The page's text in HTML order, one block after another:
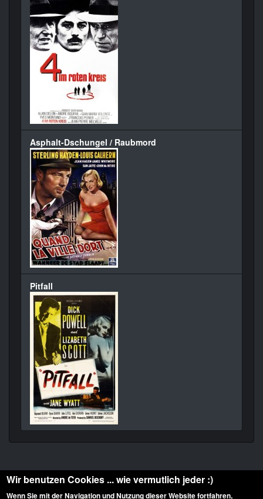
Asphalt-Dschungel / Raubmord
Pitfall
Wir benutzen Cookies ... wie vermutlich jeder :)
Wenn Sie mit der Navigation und Nutzung dieser Website fortfahren,